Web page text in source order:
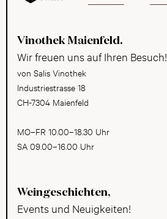
Vinothek Maienfeld.
Wir freuen uns auf Ihren Besuch!
von Salis Vinothek
Industriestrasse 18
CH-7304 Maienfeld
MO–FR 10.00–18.30 Uhr
SA 09.00–16.00 Uhr
Weingeschichten,
Events und Neuigkeiten!